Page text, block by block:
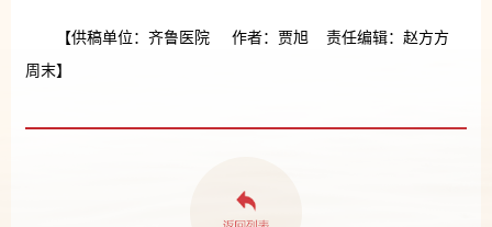
【供稿单位：齐鲁医院 作者：贾旭 责任编辑：赵方方
周末】